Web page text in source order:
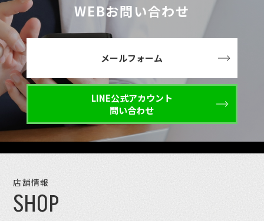
WEBお問い合わせ
メールフォーム
LINE公式アカウント
問い合わせ
店舗情報
SHOP